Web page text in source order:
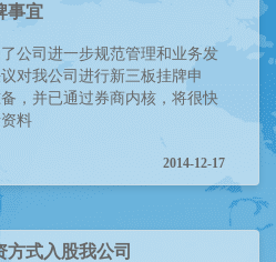
事宜
了公司进一步规范管理和业务发
对我公司进行新三板挂牌申
，并已通过券商内核，将很快
料
2014-12-17
式入股我公司